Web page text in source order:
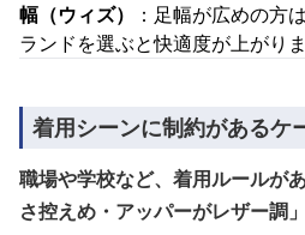
幅（ウィズ）
：足幅が広めの方
ランドを選ぶと快適度が上がり
着用シーンに制約があるケ
職場や学校など、着用ルールが
さ控えめ・アッパーがレザー調